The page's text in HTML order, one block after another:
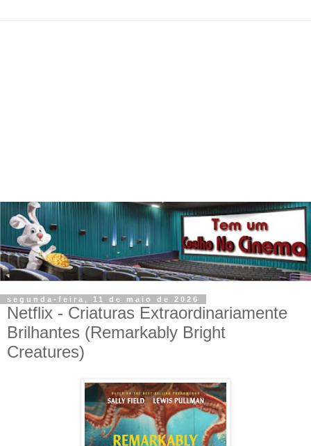
segunda-feira, 11 de maio de 2026
Netflix - Criaturas Extraordinariamente
Brilhantes (Remarkably Bright
Creatures)